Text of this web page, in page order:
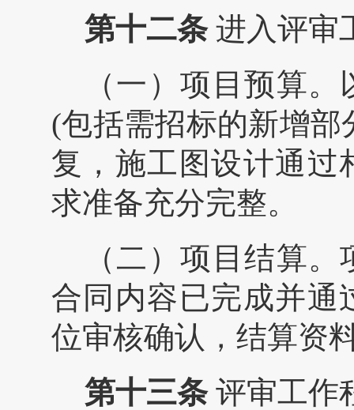
第十二条 进入评审
（一）项目预算
(包括需招标的新增部
复，施工图设计通过
求准备充分完整。
（二）项目结算
合同内容已完成并通
位审核确认，结算资
第十三条 评审工作